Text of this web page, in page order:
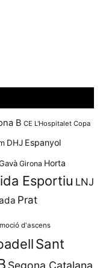
B CE L'Hospitalet Copa
DHJ Espanyol
Girona Horta
Esportiu LNJ
Prat
d'ascens
Sant
Segona Catalana